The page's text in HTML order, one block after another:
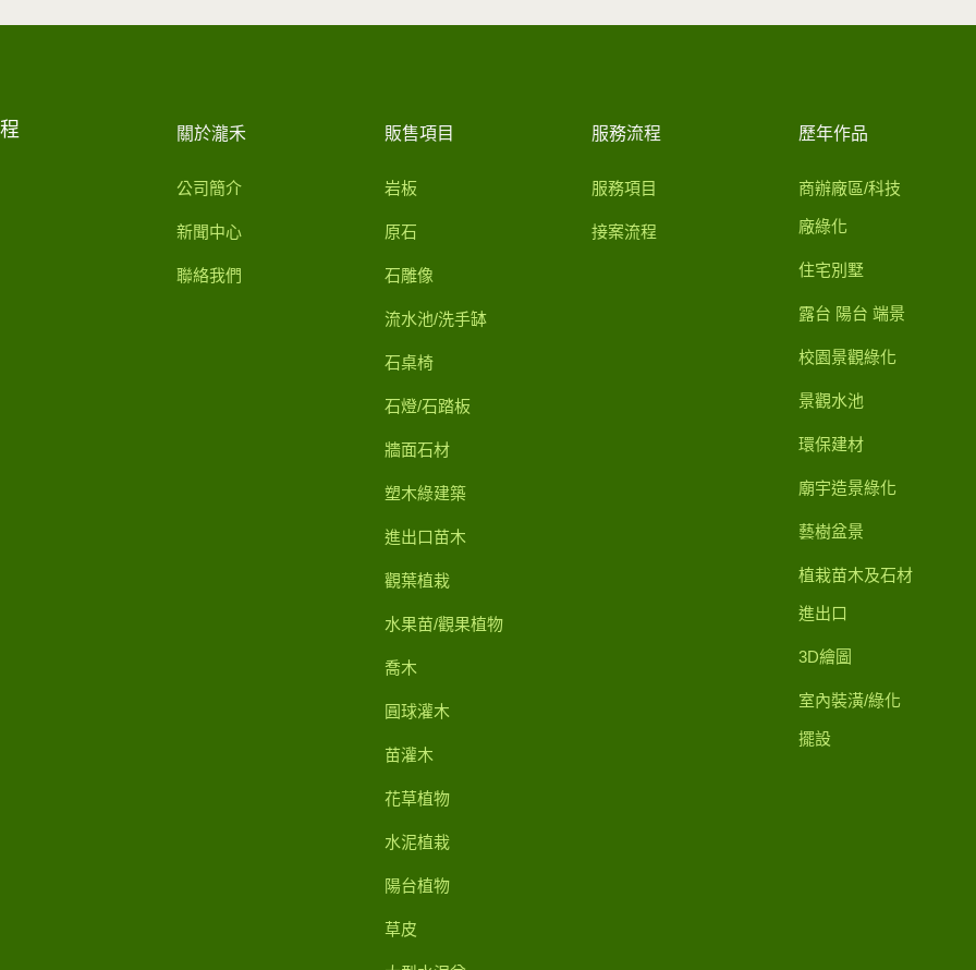
關於瀧禾
公司簡介
新聞中心
聯絡我們
販售項目
岩板
原石
石雕像
流水池/洗手缽
石桌椅
石燈/石踏板
牆面石材
塑木綠建築
進出口苗木
觀葉植栽
水果苗/觀果植物
喬木
圓球灌木
苗灌木
花草植物
水泥植栽
陽台植物
草皮
服務流程
服務項目
接案流程
歷年作品
商辦廠區/科技
廠綠化
住宅別墅
露台 陽台 端景
校園景觀綠化
景觀水池
環保建材
廟宇造景綠化
藝樹盆景
植栽苗木及石材
進出口
3D繪圖
室內裝潢/綠化
擺設